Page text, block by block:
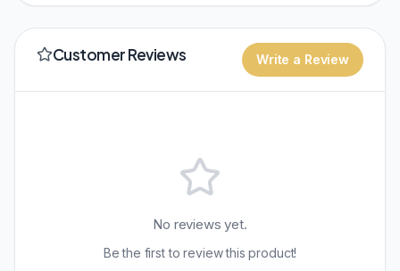
Customer Reviews Write a Review
No reviews yet.
Be the first to review this product!